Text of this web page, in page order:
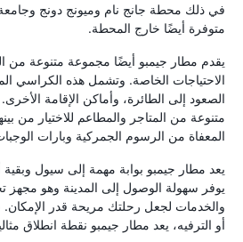
في ذلك محطة جانج نام وميونج دونج
متوفرة أيضًا خارج المحطة.
يقدم مطار جيمبو أيضًا مجموعة متنوعة من
الاحتياجات الخاصة. وتشمل هذه الكراسي
الصعود إلى الطائرة، وأماكن الإقامة
متنوعة من المتاجر والمطاعم للاختيار من
المعفاة من الرسوم الجمركية وبارات
يعد مطار جيمبو بوابة مهمة إلى سيول وبقية
يوفر سهولة الوصول إلى المدينة وهو مجهز
والخدمات لجعل رحلتك مريحة قدر
أو الترفيه، يعد مطار جيمبو نقطة انطلاق